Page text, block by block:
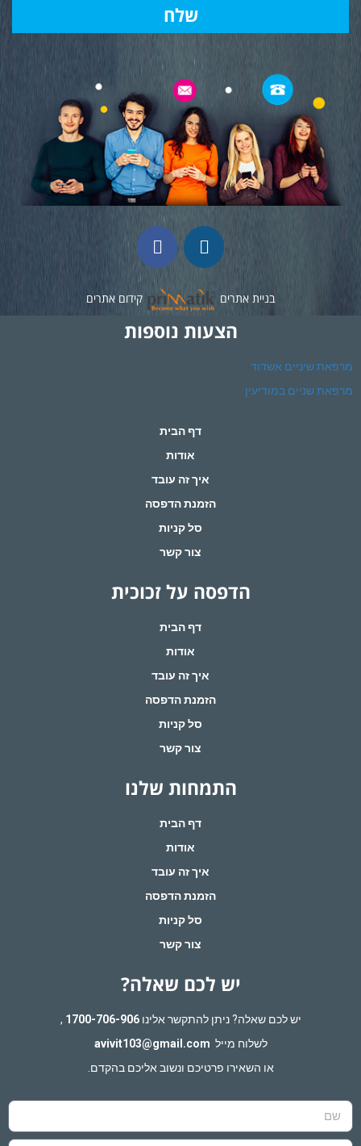
בניית אתרים קידום אתרים
הצעות נוספות
מרפאת שיניים אשדוד
מרפאת שניים במודיעין
דף הבית
אודות
איך זה עובד
הזמנת הדפסה
סל קניות
צור קשר
הדפסה על זכוכית
דף הבית
אודות
איך זה עובד
הזמנת הדפסה
סל קניות
צור קשר
התמחות שלנו
דף הבית
אודות
איך זה עובד
הזמנת הדפסה
סל קניות
צור קשר
יש לכם שאלה?
יש לכם שאלה? ניתן להתקשר אלינו1700-706-906
,
לשלוח מייל avivit103@gmail.com
או השאירו פרטיכם ונשוב אליכם בהקדם.